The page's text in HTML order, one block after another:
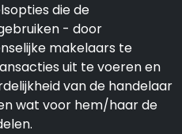
die de
- door
makelaars te
uit te voeren en
van de handelaar
wat voor hem/haar de